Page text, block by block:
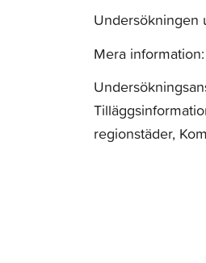
Undersökningen
Mera information:
regionstäder,